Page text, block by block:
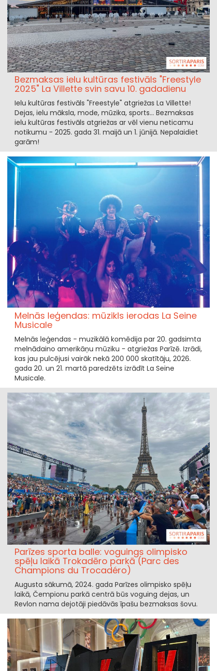
Bezmaksas ielu kultūras festivāls "Freestyle
2025" La Villette svin savu 10. gadadienu
Ielu kultūras festivāls "Freestyle" atgriežas La Villette!
Dejas, ielu māksla, mode, mūzika, sports... Bezmaksas
ielu kultūras festivāls atgriežas ar vēl vienu neticamu
notikumu - 2025. gada 31. maijā un 1. jūnijā. Nepalaidiet
garām!
Melnās leģendas: mūzikls ierodas La Seine
Musicale
Melnās leģendas - muzikālā komēdija par 20. gadsimta
melnādaino amerikāņu mūziku - atgriežas Parīzē. Izrādi,
kas jau pulcējusi vairāk nekā 200 000 skatītāju, 2026.
gada 20. un 21. martā paredzēts izrādīt La Seine
Musicale.
Parīzes sporta balle: voguings olimpisko
spēļu laikā Trokadēro parkā (Parc des
Champions du Trocadéro)
Augusta sākumā, 2024. gada Parīzes olimpisko spēļu
laikā, Čempionu parkā centrā būs voguing dejas, un
Revlon nama dejotāji piedāvās īpašu bezmaksas šovu.